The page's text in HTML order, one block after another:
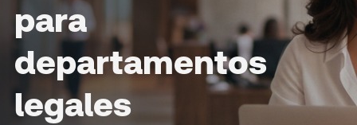
para
departamentos
legales